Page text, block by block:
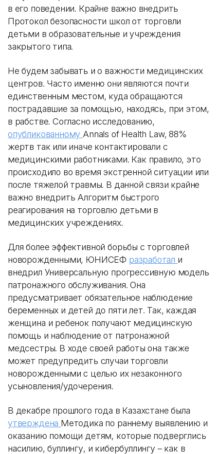
в его поведении. Крайне важно внедрить
Протокол безопасности школ от торговли
детьми в образовательные и учреждения
закрытого типа.
Не будем забывать и о важности медицинских
центров. Часто именно они являются почти
единственным местом, куда обращаются
пострадавшие за помощью, находясь, при этом,
в рабстве. Согласно исследованию,
опубликованному Annals of Health Law, 88%
жертв так или иначе контактировали с
медицинскими работниками. Как правило, это
происходило во время экстренной ситуации или
после тяжелой травмы. В данной связи крайне
важно внедрить Алгоритм быстрого
реагирования на торговлю детьми в
медицинских учреждениях.
Для более эффективной борьбы с торговлей
новорожденными, ЮНИСЕФ разработал и
внедрил Универсальную прогрессивную модель
патронажного обслуживания. Она
предусматривает обязательное наблюдение
беременных и детей до пяти лет. Так, каждая
женщина и ребенок получают медицинскую
помощь и наблюдение от патронажной
медсестры. В ходе своей работы она также
может предупредить случаи торговли
новорожденными с целью их незаконного
усыновления/удочерения.
В декабре прошлого года в Казахстане была
утверждена Методика по раннему выявлению и
оказанию помощи детям, которые подверглись
насилию, буллингу, и кибербуллингу – как в